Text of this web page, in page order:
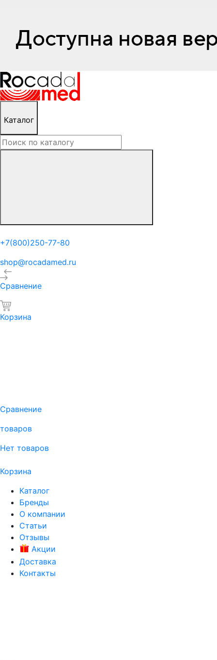
Каталог
+7(800)250-77-80
shop@rocadamed.ru
Сравнение
Корзина
Сравнение
товаров
Нет товаров
Корзина
Каталог
Бренды
О компании
Статьи
Отзывы
Акции
Доставка
Контакты